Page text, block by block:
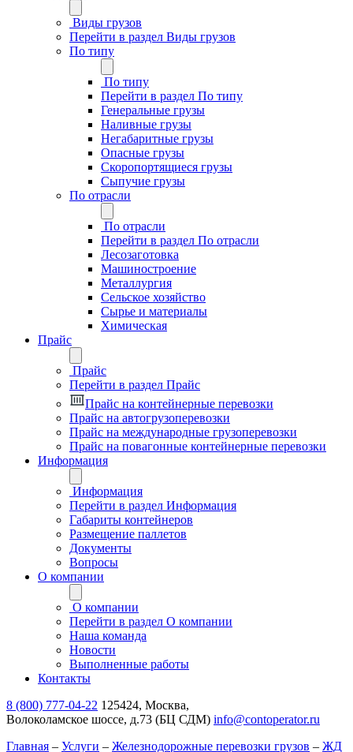
Виды грузов
Перейти в раздел Виды грузов
По типу
По типу
Перейти в раздел По типу
Генеральные грузы
Наливные грузы
Негабаритные грузы
Опасные грузы
Скоропортящиеся грузы
Сыпучие грузы
По отрасли
По отрасли
Перейти в раздел По отрасли
Лесозаготовка
Машиностроение
Металлургия
Сельское хозяйство
Сырье и материалы
Химическая
Прайс
Прайс
Перейти в раздел Прайс
Прайс на контейнерные перевозки
Прайс на автогрузоперевозки
Прайс на международные грузоперевозки
Прайс на повагонные контейнерные перевозки
Информация
Информация
Перейти в раздел Информация
Габариты контейнеров
Размещение паллетов
Документы
Вопросы
О компании
О компании
Перейти в раздел О компании
Наша команда
Новости
Выполненные работы
Контакты
8 (800) 777-04-22 125424, Москва,
Волоколамское шоссе, д.73 (БЦ СДМ) info@contoperator.ru
Главная – Услуги – Железнодорожные перевозки грузов – ЖД